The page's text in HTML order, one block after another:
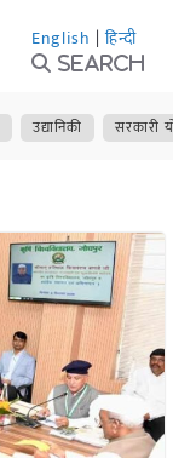
English | हिन्दी
Search
उद्यानिकी सरकारी